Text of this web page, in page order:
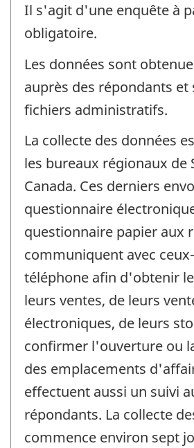
Il s'agit d'une enquête à
obligatoire.
Les données sont
auprès des répondants et
fichiers administratifs.
La collecte des données
les bureaux régionaux de
Canada. Ces derniers
questionnaire
questionnaire papier aux
communiquent avec
téléphone afin d'obtenir
leurs ventes, de leurs
électroniques, de leurs
confirmer l'ouverture ou
des emplacements
effectuent aussi un suivi
répondants. La collecte
commence environ sept